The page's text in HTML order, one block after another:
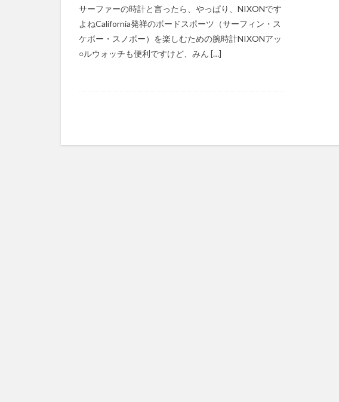
サーファーの時計と言ったら、やっぱり、NIXONです
よねCalifornia発祥のボードスポーツ（サーフィン・ス
ケボー・スノボー）を楽しむための腕時計NIXONアッ
○ルウォッチも便利ですけど、みん […]